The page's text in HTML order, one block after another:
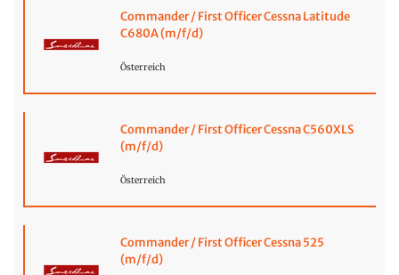
Commander / First Officer Cessna Latitude
C680A (m/f/d)
Österreich
Commander / First Officer Cessna C560XLS
(m/f/d)
Österreich
Commander / First Officer Cessna 525
(m/f/d)